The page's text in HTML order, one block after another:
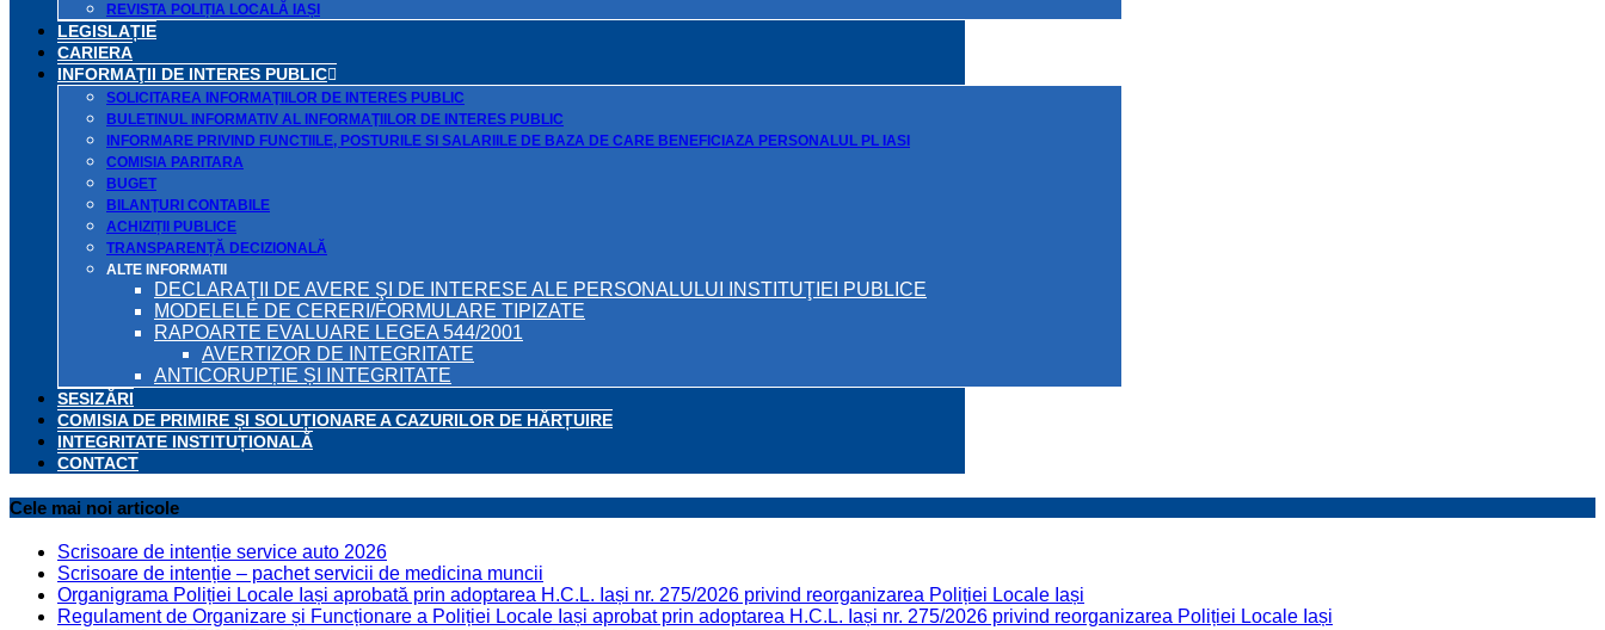
REVISTA POLIȚIA LOCALĂ IAȘI
LEGISLAȚIE
CARIERA
INFORMAŢII DE INTERES PUBLIC
SOLICITAREA INFORMAŢIILOR DE INTERES PUBLIC
BULETINUL INFORMATIV AL INFORMAŢIILOR DE INTERES PUBLIC
INFORMARE PRIVIND FUNCTIILE, POSTURILE SI SALARIILE DE BAZA DE CARE BENEFICIAZA PERSONALUL PL IASI
COMISIA PARITARA
BUGET
BILANŢURI CONTABILE
ACHIZIȚII PUBLICE
TRANSPARENȚĂ DECIZIONALĂ
ALTE INFORMATII
DECLARAŢII DE AVERE ŞI DE INTERESE ALE PERSONALULUI INSTITUŢIEI PUBLICE
MODELELE DE CERERI/FORMULARE TIPIZATE
RAPOARTE EVALUARE LEGEA 544/2001
AVERTIZOR DE INTEGRITATE
ANTICORUPȚIE ȘI INTEGRITATE
SESIZĂRI
COMISIA DE PRIMIRE ȘI SOLUȚIONARE A CAZURILOR DE HĂRȚUIRE
INTEGRITATE INSTITUȚIONALĂ
CONTACT
Cele mai noi articole
Scrisoare de intenție service auto 2026
Scrisoare de intenție – pachet servicii de medicina muncii
Organigrama Poliției Locale Iași aprobată prin adoptarea H.C.L. Iași nr. 275/2026 privind reorganizarea Poliției Locale Iași
Regulament de Organizare și Funcționare a Poliției Locale Iași aprobat prin adoptarea H.C.L. Iași nr. 275/2026 privind reorganizarea Poliției Locale Iași